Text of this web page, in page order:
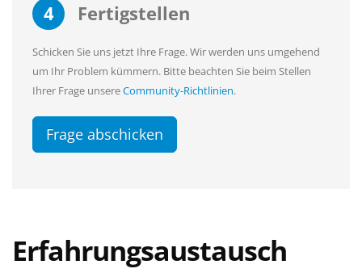
4 Fertigstellen
Schicken Sie uns jetzt Ihre Frage. Wir werden uns umgehend
um Ihr Problem kümmern. Bitte beachten Sie beim Stellen
Ihrer Frage unsereCommunity-Richtlinien.
Frage abschicken
Erfahrungsaustausch